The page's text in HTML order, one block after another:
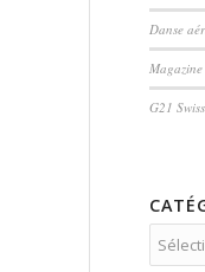
Danse
G21